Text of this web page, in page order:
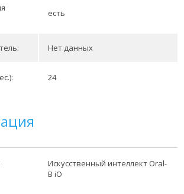
есть
Нет данных
24
Искусственный интеллект Oral-
B iO